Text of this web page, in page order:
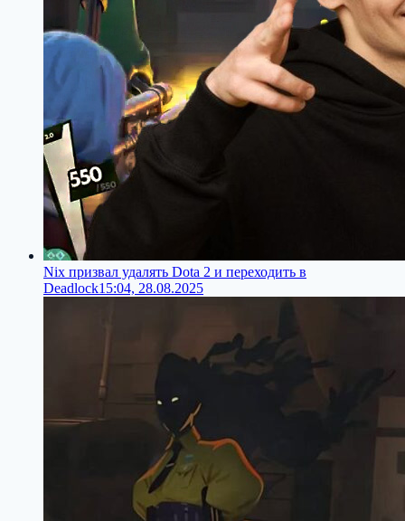
Nix призвал удалять Dota 2 и переходить в
Deadlock15:04, 28.08.2025